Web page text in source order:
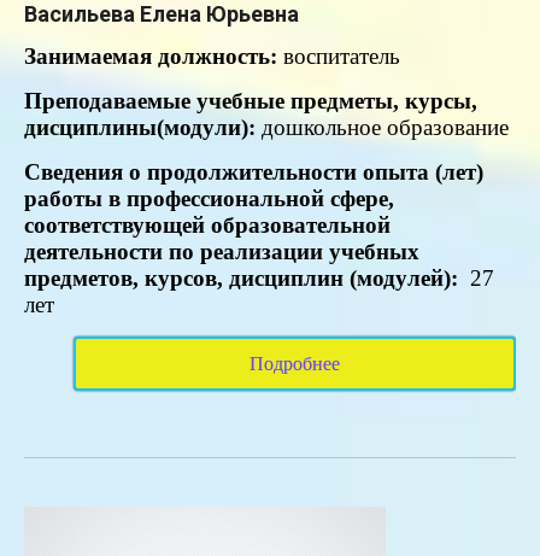
Васильева Елена Юрьевна
Занимаемая должность: воспитатель
Преподаваемые учебные предметы, курсы,
дисциплины(модули): дошкольное образование
Сведения о продолжительности опыта (лет)
работы в профессиональной сфере,
соответствующей образовательной
деятельности по реализации учебных
предметов, курсов, дисциплин (модулей): 27
лет
Подробнее